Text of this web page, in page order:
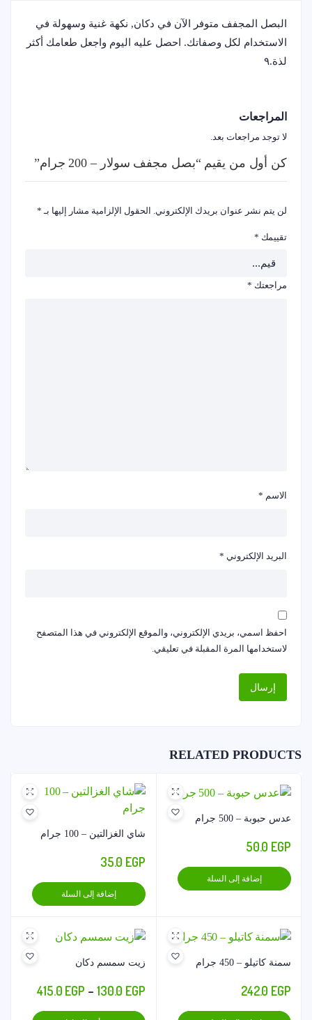
البصل المجفف متوفر الآن في دكان, نكهة غنية وسهولة في
الاستخدام لكل وصفاتك. احصل عليه اليوم واجعل طعامك أكثر
لذة.٩
المراجعات
لا توجد مراجعات بعد.
كن أول من يقيم “بصل مجفف سولار – 200 جرام”
لن يتم نشر عنوان بريدك الإلكتروني. الحقول الإلزامية مشار إليها بـ *
تقييمك *
مراجعتك *
الاسم *
البريد الإلكتروني *
احفظ اسمي، بريدي الإلكتروني، والموقع الإلكتروني في هذا المتصفح
لاستخدامها المرة المقبلة في تعليقي.
RELATED PRODUCTS
عدس حبوبة – 500 جرام
50.0 EGP
إضافة إلى السلة
شاي الغزالتين – 100 جرام
35.0 EGP
إضافة إلى السلة
سمنة كاتيلو – 450 جرام
242.0 EGP
زيت سمسم دكان
130.0 EGP
–
415.0 EGP
نطاق
السعر: